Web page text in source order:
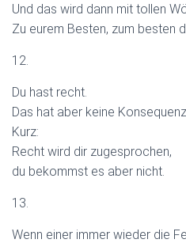
Und das wird dann mit tollen
Zu eurem Besten, zum besten
12.
Du hast recht.
Das hat aber keine
Kurz:
Recht wird dir zugesprochen,
du bekommst es aber nicht.
13.
Wenn einer immer wieder die